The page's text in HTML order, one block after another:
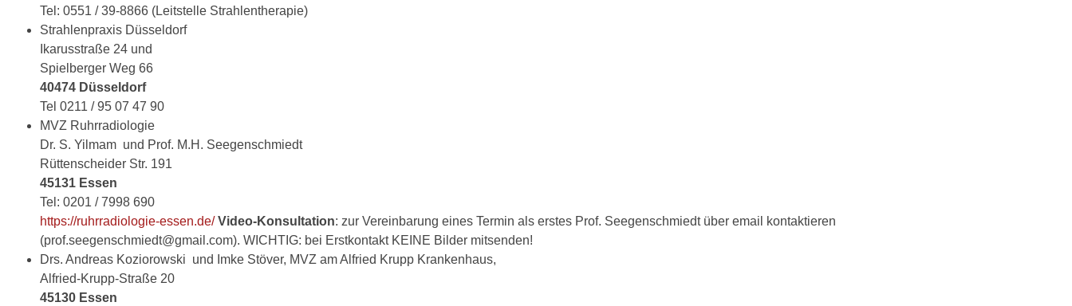
Tel: 0551 / 39-8866 (Leitstelle Strahlentherapie)
Strahlenpraxis Düsseldorf
Ikarusstraße 24 und
Spielberger Weg 66
40474 Düsseldorf
Tel 0211 / 95 07 47 90
MVZ Ruhrradiologie
Dr. S. Yilmam und Prof. M.H. Seegenschmiedt
Rüttenscheider Str. 191
45131 Essen
Tel: 0201 / 7998 690
https://ruhrradiologie-essen.de/ Video-Konsultation: zur Vereinbarung eines Termin als erstes Prof. Seegenschmiedt über email kontaktieren
(prof.seegenschmiedt@gmail.com). WICHTIG: bei Erstkontakt KEINE Bilder mitsenden!
Drs. Andreas Koziorowski und Imke Stöver, MVZ am Alfried Krupp Krankenhaus,
Alfried-Krupp-Straße 20
45130 Essen